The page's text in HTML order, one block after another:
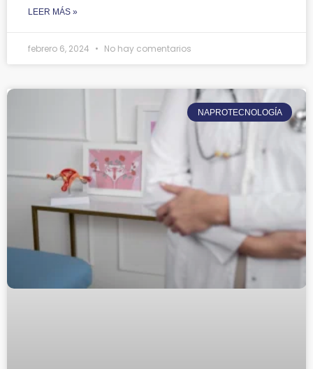
LEER MÁS »
febrero 6, 2024 No hay comentarios
NAPROTECNOLOGÍA